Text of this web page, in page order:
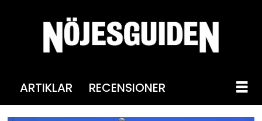
ARTIKLAR RECENSIONER